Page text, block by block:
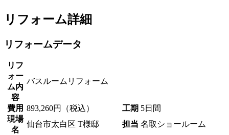
リフォーム詳細
リフォームデータ
リフ
ォー
ム内
容
バスルームリフォーム
費用 893,260円（税込） 工期 5日間
現場
名
仙台市太白区 T様邸 担当 名取ショールーム